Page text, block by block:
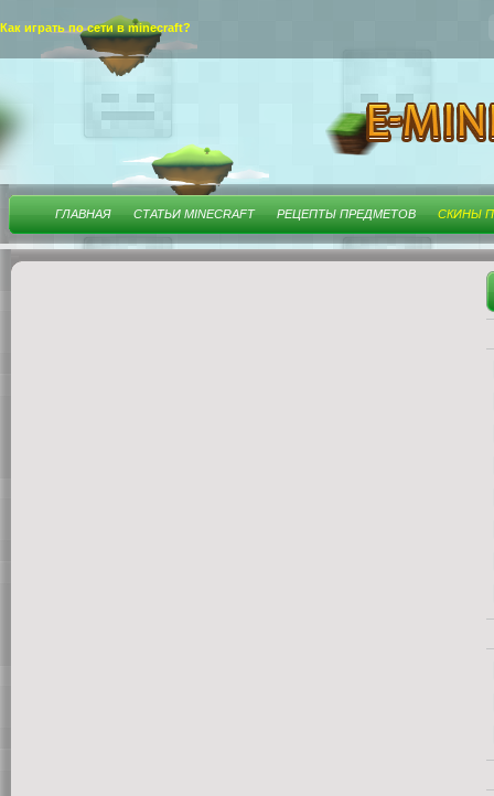
Как играть по сети в minecraft?
ГЛАВНАЯ СТАТЬИ MINECRAFT РЕЦЕПТЫ ПРЕДМЕТОВ СКИНЫ